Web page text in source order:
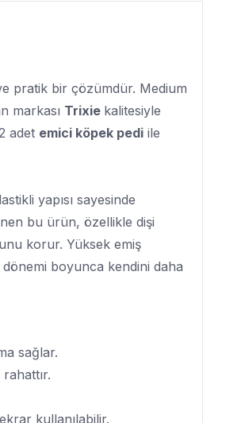
pratik bir çözümdür. Medium
markası Trixie kalitesiyle
adet emici köpek pedi ile
yapısı sayesinde
bu ürün, özellikle dişi
korur. Yüksek emiş
dönemi boyunca kendini daha
sağlar.
kullanılabilir.